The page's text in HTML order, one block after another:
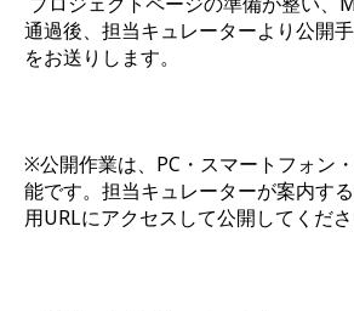
通過後、 担当キュレーターより公開
をお送りします。
※公開作業は、PC・スマートフォン
能です。 担当キュレーターが案内す
用URLにアクセスして公開してくださ